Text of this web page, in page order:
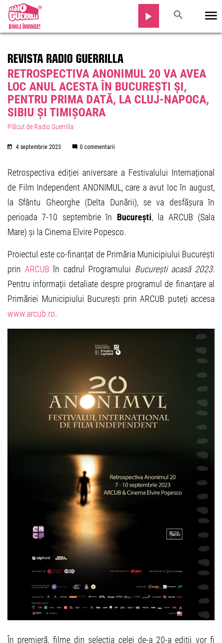
REVISTA RADIO GUERRILLA
RETROSPECTIVA ANONIMUL 20 VA AVEA
LOC ANUL ACESTA ÎN BUCUREȘTI ȘI,
PENTRU PRIMA DATĂ, LA CLUJ-NAPOCA,
SIBIU ȘI TIMIȘOARA
Plăcut de Radio Guerrilla
4 septembrie 2023 0 commentarii
Retrospectiva ediției aniversare a Festivalului Internațional
de Film Independent ANONIMUL, care a avut loc în august,
la Sfântu Gheorghe (Delta Dunării), se va desfășura în
perioada 7-10 septembrie în București, la ARCUB (Sala
Mare) și la Cinema Elvire Popesco.
Proiectul este co-finanțat de Primăria Municipiului București
prin ARCUB în cadrul Programului București acasă 2023.
Pentru informații detaliate despre programul de finanțare al
Primăriei Municipiului București prin ARCUB puteți accesa
www.arcub.ro.
În premieră, filme din selecția celei de-a 20-a ediții vor fi